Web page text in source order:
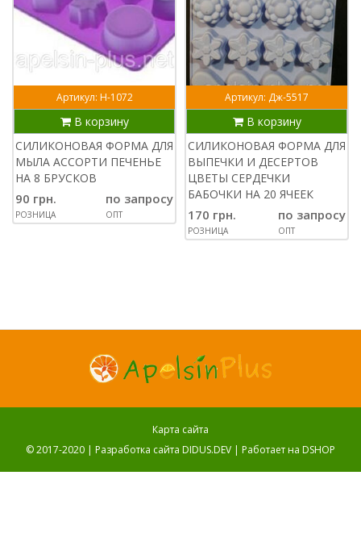
Артикул: Н-1072
В корзину
СИЛИКОНОВАЯ ФОРМА ДЛЯ
МЫЛА АССОРТИ ПЕЧЕНЬЕ
НА 8 БРУСКОВ
90 грн.
РОЗНИЦА
по запросу
ОПТ
Артикул: Дж-5517
В корзину
СИЛИКОНОВАЯ ФОРМА ДЛЯ
ВЫПЕЧКИ И ДЕСЕРТОВ
ЦВЕТЫ СЕРДЕЧКИ
БАБОЧКИ НА 20 ЯЧЕЕК
170 грн.
РОЗНИЦА
по запросу
ОПТ
Карта сайта
© 2017-2020 | Разработка сайта DIDUS.DEV | Работает на DSHOP